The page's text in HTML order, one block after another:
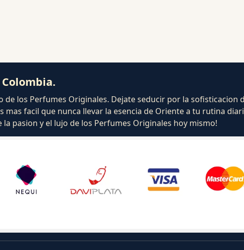
de los Perfumes Originales. Dejate seducir por la sofisticacion
mas facil que nunca llevar la esencia de Oriente a tu rutina
pasion y el lujo de los Perfumes Originales hoy mismo!